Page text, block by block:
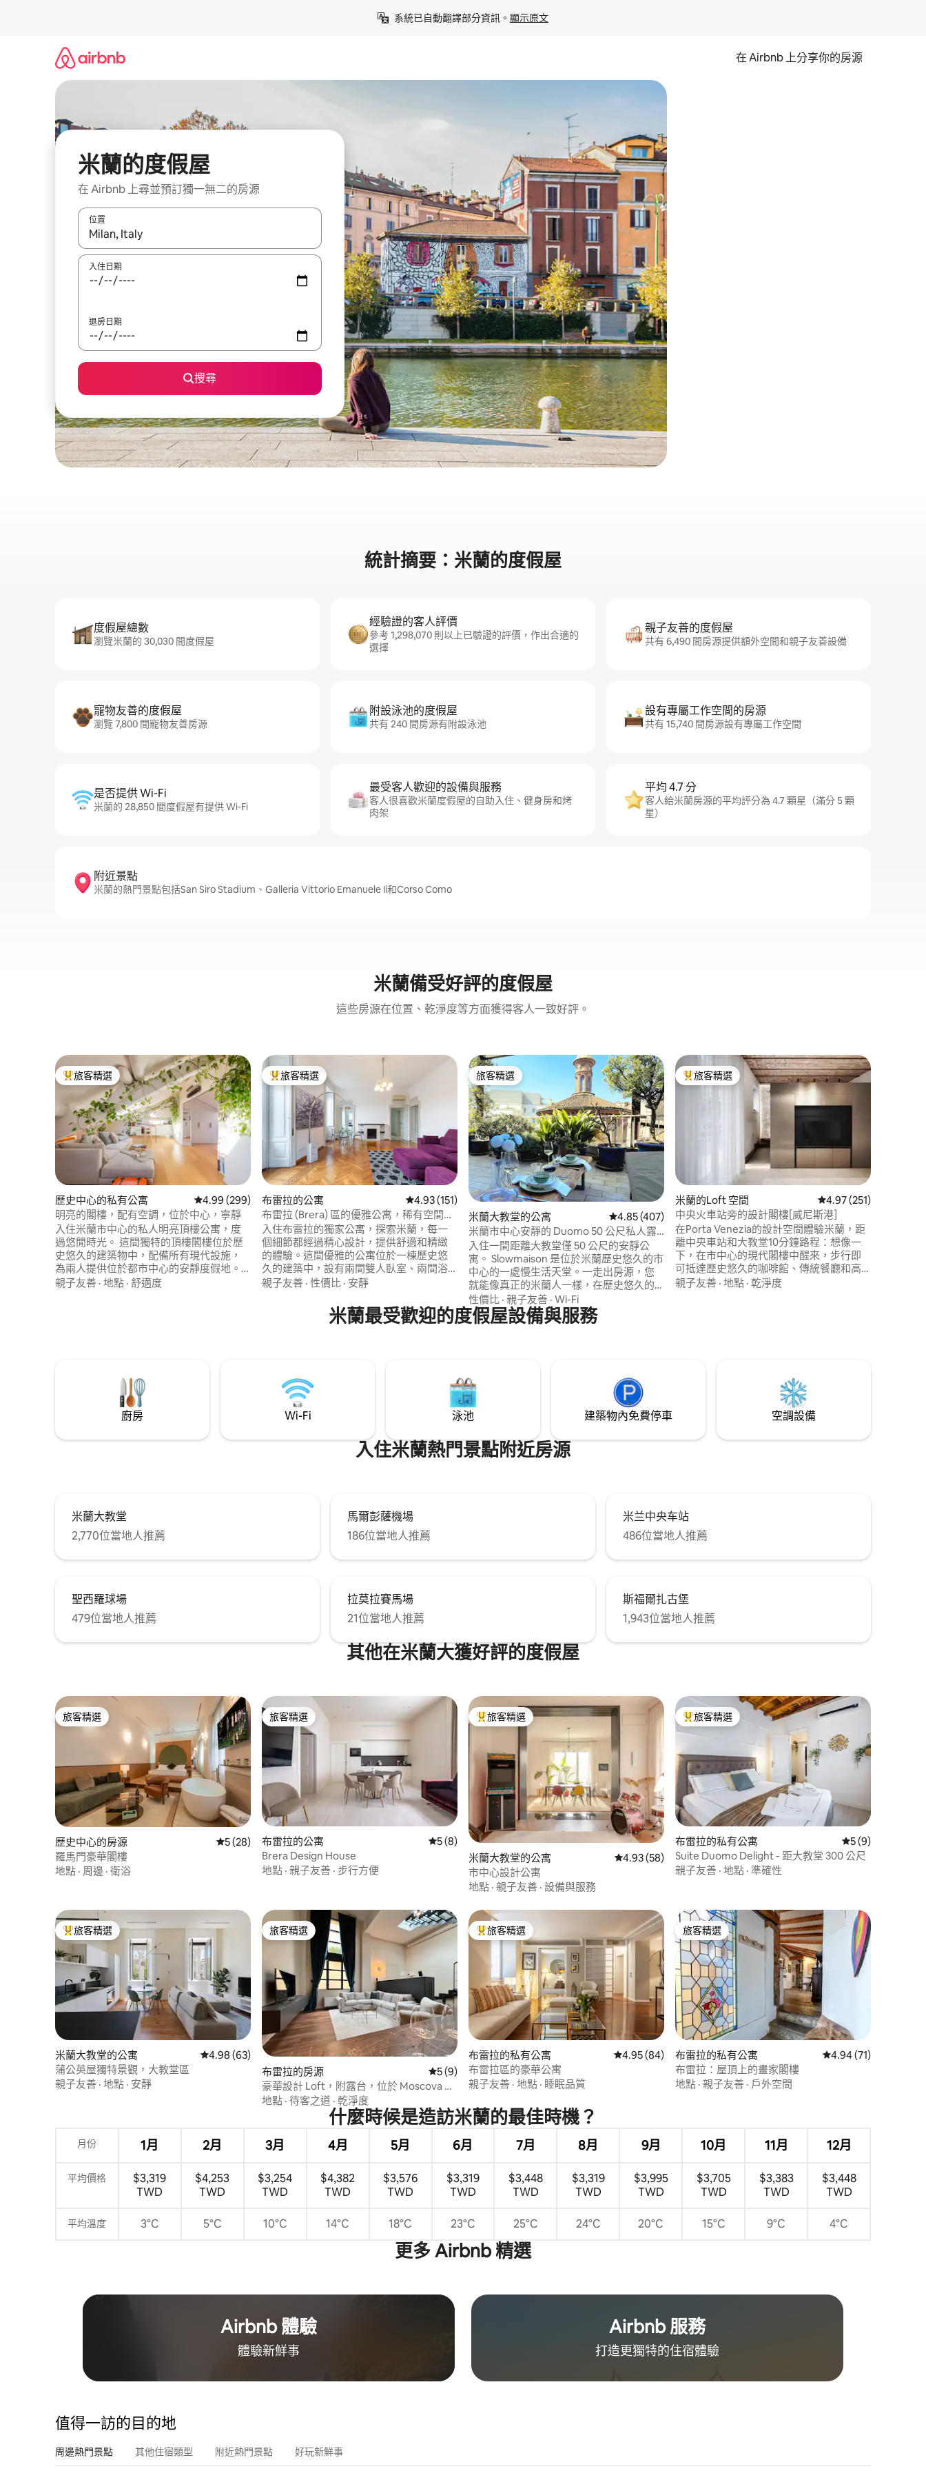
系統已自動翻譯部分資訊。 顯示原文
在 Airbnb 上分享你的房源
米蘭的度假屋
在 Airbnb 上尋並預訂獨一無二的房源
位置
如有搜尋結果，瀏覽內容時請使用上下箭頭，或輕點、滑動裝置。
入住日期
退房日期
搜尋
統計摘要：米蘭的度假屋
度假屋總數
瀏覽米蘭的 30,030 間度假屋
經驗證的客人評價
參考 1,298,070 則以上已驗證的評價，作出合適的
選擇
親子友善的度假屋
共有 6,490 間房源提供額外空間和親子友善設備
寵物友善的度假屋
瀏覽 7,800 間寵物友善房源
附設泳池的度假屋
共有 240 間房源有附設泳池
設有專屬工作空間的房源
共有 15,740 間房源設有專屬工作空間
是否提供 Wi-Fi
米蘭的 28,850 間度假屋有提供 Wi-Fi
最受客人歡迎的設備與服務
客人很喜歡米蘭度假屋的自助入住、健身房和烤
肉架
平均 4.7 分
客人給米蘭房源的平均評分為 4.7 顆星（滿分 5 顆
星）
附近景點
米蘭的熱門景點包括San Siro Stadium、Galleria Vittorio Emanuele Ii和Corso Como
米蘭備受好評的度假屋
這些房源在位置、乾淨度等方面獲得客人一致好評。
旅客精選榜首
旅客精選
歷史中心的私有公寓 從 299 則評價中獲得 4.99 的平均評分（滿分 5 分）
4.99 (299)
明亮的閣樓，配有空調，位於中心，寧靜
入住米蘭市中心的私人明亮頂樓公寓，度
過悠閒時光。 這間獨特的頂樓閣樓位於歷
史悠久的建築物中，配備所有現代設施，
為兩人提供位於都市中心的安靜度假地。
配有設備齊全的廚房、專用桌子/工作空
親子友善 · 地點 · 舒適度
旅客精選榜首
旅客精選
布雷拉的公寓 從 151 則評價中獲得 4.93 的平均評分（滿分 5 分）
4.93 (151)
布雷拉 (Brera) 區的優雅公寓，稀有空間和
城市景觀
入住布雷拉的獨家公寓，探索米蘭，每一
個細節都經過精心設計，提供舒適和精緻
的體驗。這間優雅的公寓位於一棟歷史悠
久的建築中，設有兩間雙人臥室、兩間浴
室、一個寬敞明亮的起居區、設備齊全的
M2 Lanza 地鐵站 10 公尺，距離大教堂和城
市的主要景點僅幾步之遙。對於每次入住
親子友善 · 性價比 · 安靜
旅客精選
旅客精選
米蘭大教堂的公寓 從 407 則評價中獲得 4.85 的平均評分（滿分 5 分）
4.85 (407)
米蘭市中心安靜的 Duomo 50 公尺私人露
台
入住一間距離大教堂僅 50 公尺的安靜公
寓。 Slowmaison 是位於米蘭歷史悠久的市
中心的一處慢生活天堂。一走出房源，您
就能像真正的米蘭人一樣，在歷史悠久的
小巷、咖啡店和精品店之間，體驗這個街
區的風情。 公寓經過翻修，位於一棟優雅
的建築中；公寓出奇地安靜，並設有私人
性價比 · 親子友善 · Wi-Fi
旅客精選榜首
旅客精選
米蘭的Loft 空間 從 251 則評價中獲得
4.97 (251)
中央火車站旁的設計閣樓[威尼斯港]
在Porta Venezia的設計空間體驗米蘭，距
離中央車站和大教堂10分鐘路程：想像一
下，在市中心的現代閣樓中醒來，步行即
可抵達歷史悠久的咖啡館、傳統餐廳和高
級時尚精品店。 安靜而優雅的度假勝地等
親子友善 · 地點 · 乾淨度
米蘭最受歡迎的度假屋設備與服務
廚房 Wi-Fi 泳池 建築物內免費停車 空調設備
入住米蘭熱門景點附近房源
米蘭大教堂
2,770位當地人推薦
馬爾彭薩機場
186位當地人推薦
米兰中央车站
486位當地人推薦
聖西羅球場
479位當地人推薦
拉莫拉賽馬場
21位當地人推薦
斯福爾扎古堡
1,943位當地人推薦
其他在米蘭大獲好評的度假屋
旅客精選
旅客精選
歷史中心的房源 從 28 則評價中獲得 5 的平均評分（滿分 5 分）
5 (28)
羅馬門豪華閣樓
地點 · 周邊 · 衛浴
旅客精選
旅客精選
布雷拉的公寓 從 8 則評價中獲得 5 的平均評分（滿分 5 分）
5 (8)
Brera Design House
地點 · 親子友善 · 步行方便
旅客精選榜首
旅客精選
米蘭大教堂的公寓 從 58 則評價中獲得 4.93 的平均評分（滿分 5 分）
4.93 (58)
市中心設計公寓
地點 · 親子友善 · 設備與服務
旅客精選榜首
旅客精選
布雷拉的私有公寓 從 9 則評價中獲
5 (9)
Suite Duomo Delight - 距大教堂 300 公尺
親子友善 · 地點 · 準確性
旅客精選榜首
旅客精選
米蘭大教堂的公寓 從 63 則評價中獲得 4.98 的平均評分（滿分 5 分）
4.98 (63)
蒲公英屋獨特景觀，大教堂區
親子友善 · 地點 · 安靜
旅客精選
旅客精選
布雷拉的房源 從 9 則評價中獲得 5 的平均評分（滿分 5 分）
5 (9)
豪華設計 Loft，附露台，位於 Moscova 和
Brera 區
地點 · 待客之道 · 乾淨度
旅客精選榜首
旅客精選
布雷拉的私有公寓 從 84 則評價中獲得 4.95 的平均評分（滿分 5 分）
4.95 (84)
布雷拉區的豪華公寓
親子友善 · 地點 · 睡眠品質
旅客精選
旅客精選
布雷拉的私有公寓 從 71 則評價中獲得
4.94 (71)
布雷拉：屋頂上的畫家閣樓
地點 · 親子友善 · 戶外空間
什麼時候是造訪米蘭的最佳時機？
月份 1月 2月 3月 4月 5月 6月 7月 8月 9月 10月 11月 12月
平均價格
$3,319
TWD
$4,253
TWD
$3,254
TWD
$4,382
TWD
$3,576
TWD
$3,319
TWD
$3,448
TWD
$3,319
TWD
$3,995
TWD
$3,705
TWD
$3,383
TWD
$3,448
TWD
平均溫度 3°C 5°C 10°C 14°C 18°C 23°C 25°C 24°C 20°C 15°C 9°C 4°C
更多 Airbnb 精選
Airbnb 體驗
體驗新鮮事
Airbnb 服務
打造更獨特的住⁠宿⁠體⁠驗
值得一訪的目的地
周邊熱門景點 其他住宿類型 附近熱門景點 好玩新鮮事